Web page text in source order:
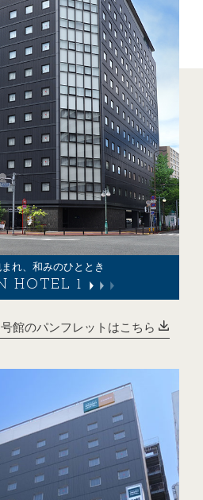
れ、和みのひととき
HOTEL 1
館のパンフレットはこちら